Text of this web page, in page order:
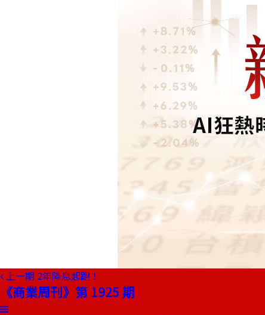
上一期 2年降息起跑！
《商業周刊》第 1925 期